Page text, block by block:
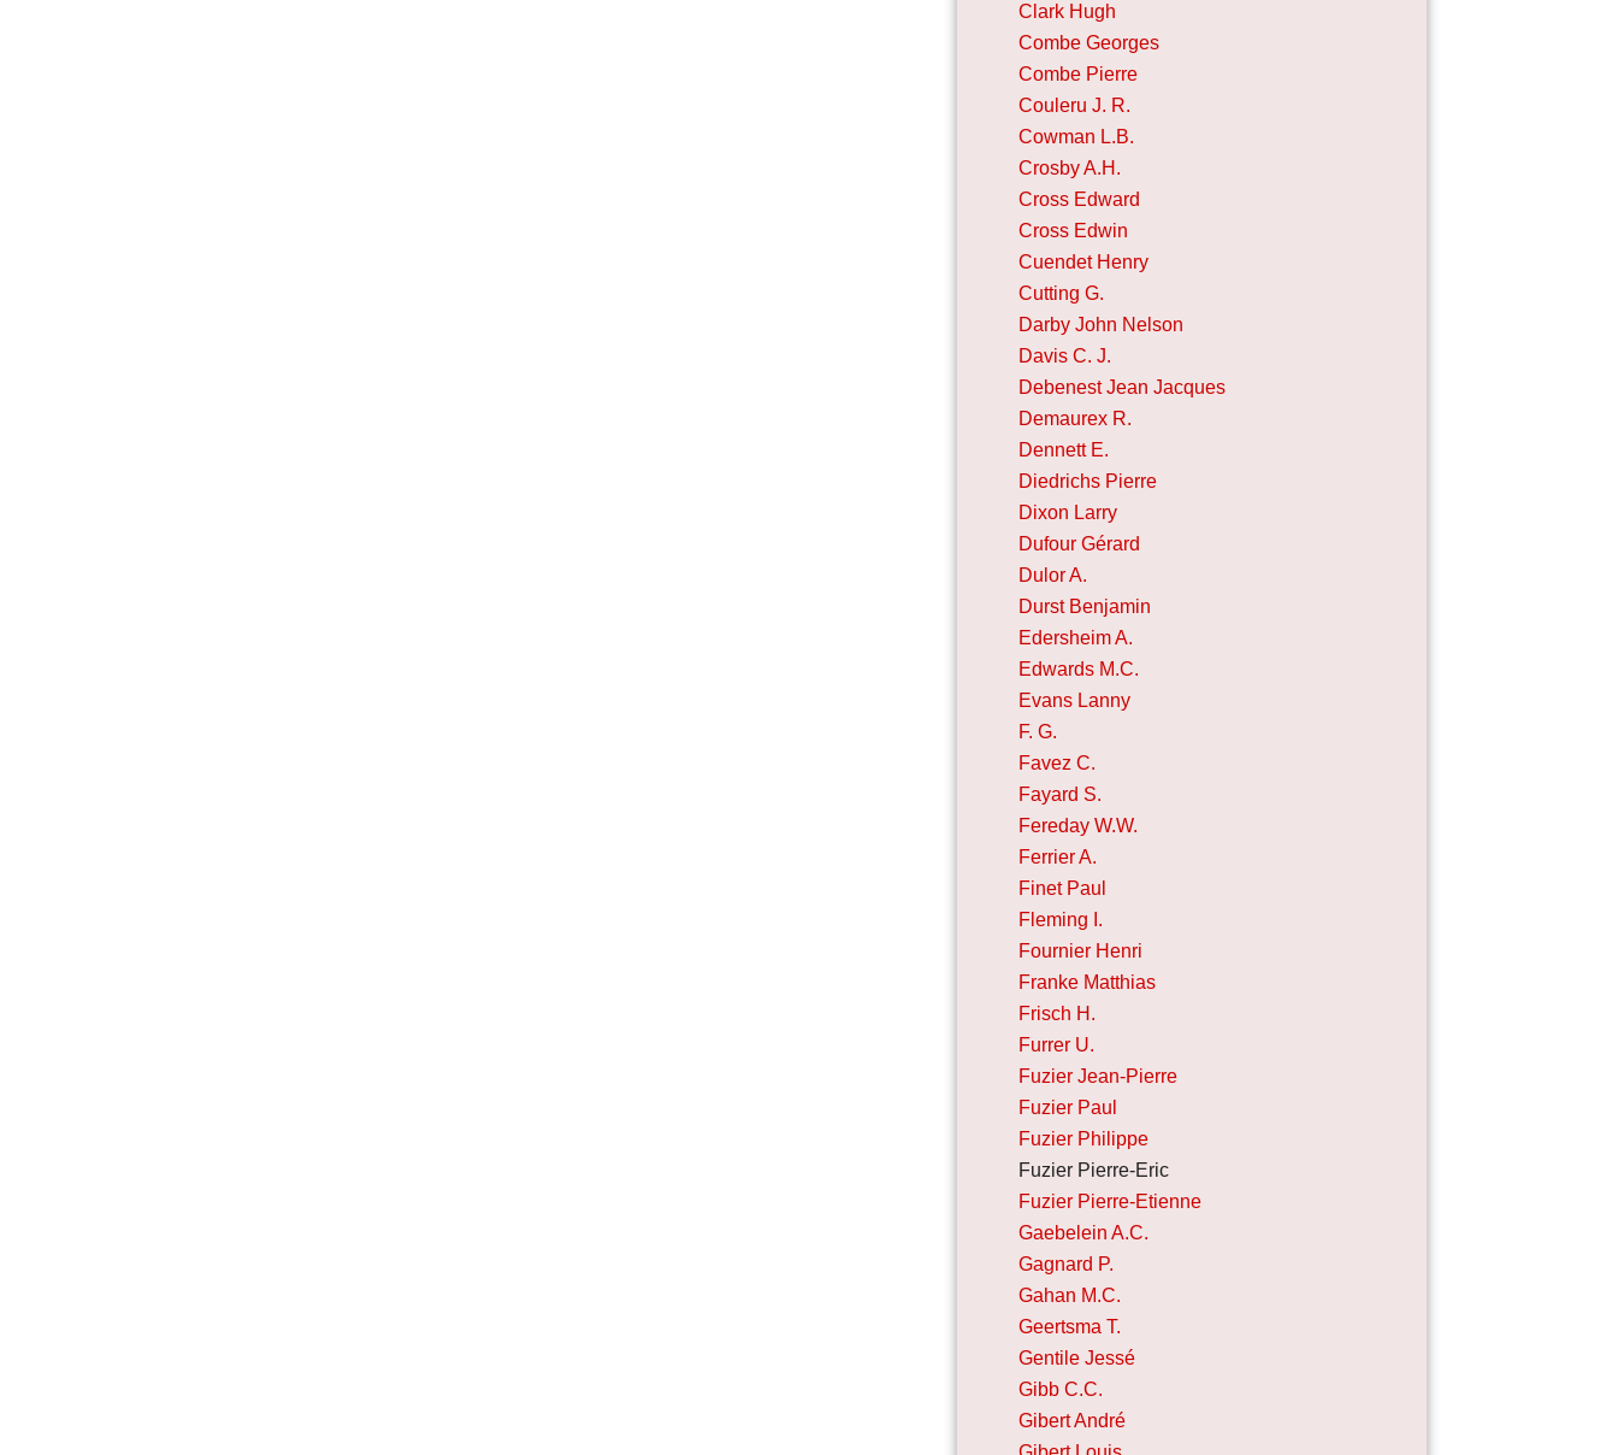
Clark Hugh
Combe Georges
Combe Pierre
Couleru J. R.
Cowman L.B.
Crosby A.H.
Cross Edward
Cross Edwin
Cuendet Henry
Cutting G.
Darby John Nelson
Davis C. J.
Debenest Jean Jacques
Demaurex R.
Dennett E.
Diedrichs Pierre
Dixon Larry
Dufour Gérard
Dulor A.
Durst Benjamin
Edersheim A.
Edwards M.C.
Evans Lanny
F. G.
Favez C.
Fayard S.
Fereday W.W.
Ferrier A.
Finet Paul
Fleming I.
Fournier Henri
Franke Matthias
Frisch H.
Furrer U.
Fuzier Jean-Pierre
Fuzier Paul
Fuzier Philippe
Fuzier Pierre-Eric
Fuzier Pierre-Etienne
Gaebelein A.C.
Gagnard P.
Gahan M.C.
Geertsma T.
Gentile Jessé
Gibb C.C.
Gibert André